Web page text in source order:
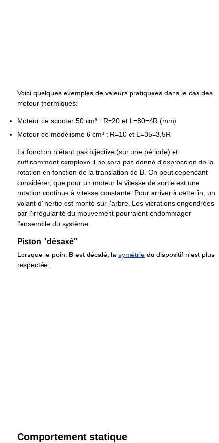
Voici quelques exemples de valeurs pratiquées dans le cas des
moteur thermiques:
Moteur de scooter 50 cm³ : R=20 et L=80=4R (mm)
Moteur de modélisme 6 cm³ : R=10 et L=35=3,5R
La fonction n'étant pas bijective (sur une période) et
suffisamment complexe il ne sera pas donné d'expression de la
rotation en fonction de la translation de B. On peut cependant
considérer, que pour un moteur la vitesse de sortie est une
rotation continue à vitesse constante. Pour arriver à cette fin, un
volant d'inertie est monté sur l'arbre. Les vibrations engendrées
par l'irrégularité du mouvement pourraient endommager
l'ensemble du système.
Piston "désaxé"
Lorsque le point B est décalé, la symétrie du dispositif n'est plus
respectée.
Comportement statique